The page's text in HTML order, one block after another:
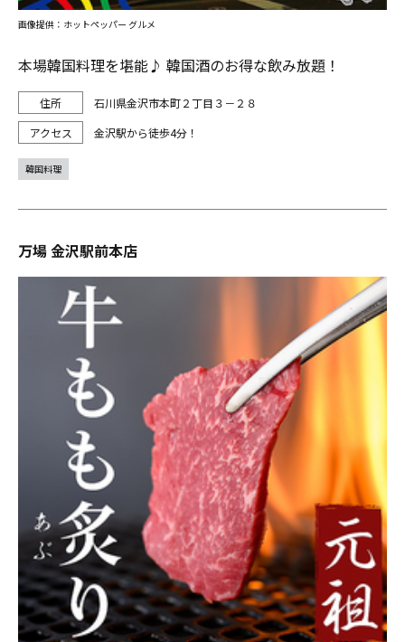
本場韓国料理を堪能♪ 韓国酒のお得な飲み放題！
石川県金沢市本町２丁目３－２８
金沢駅から徒歩4分！
画像提供：ホットペッパー グルメ
韓国料理
万場 金沢駅前本店